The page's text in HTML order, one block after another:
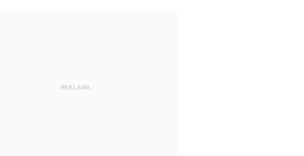
REKLAMA